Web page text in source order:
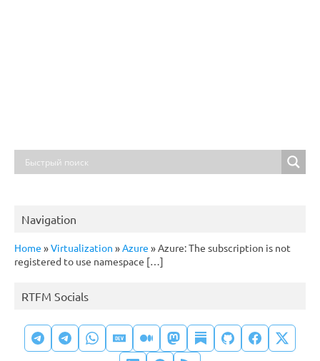
Navigation
Home »Virtualization »Azure »Azure: The subscription is not
registered to use namespace […]
RTFM Socials